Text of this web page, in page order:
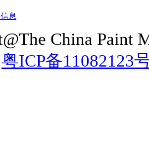
息
China Paint
粤ICP备11082123